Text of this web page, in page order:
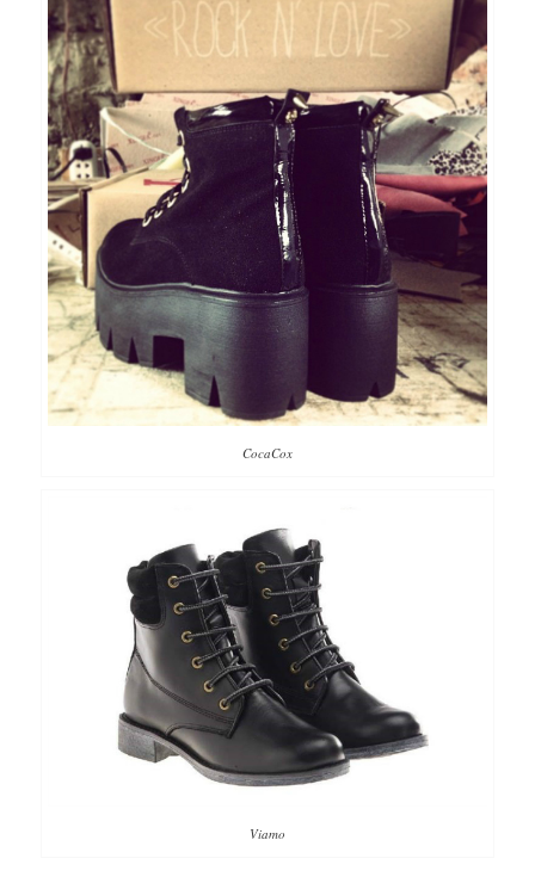
CocaCox
Viamo